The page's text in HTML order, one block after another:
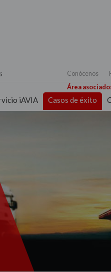
Conócenos
Área
iAVIA Casos de éxito